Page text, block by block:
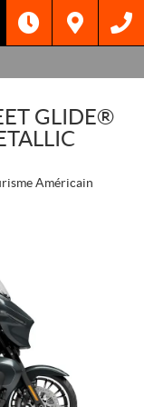
GLIDE®
Américain